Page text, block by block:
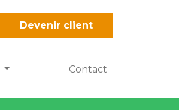
Devenir client
Contact